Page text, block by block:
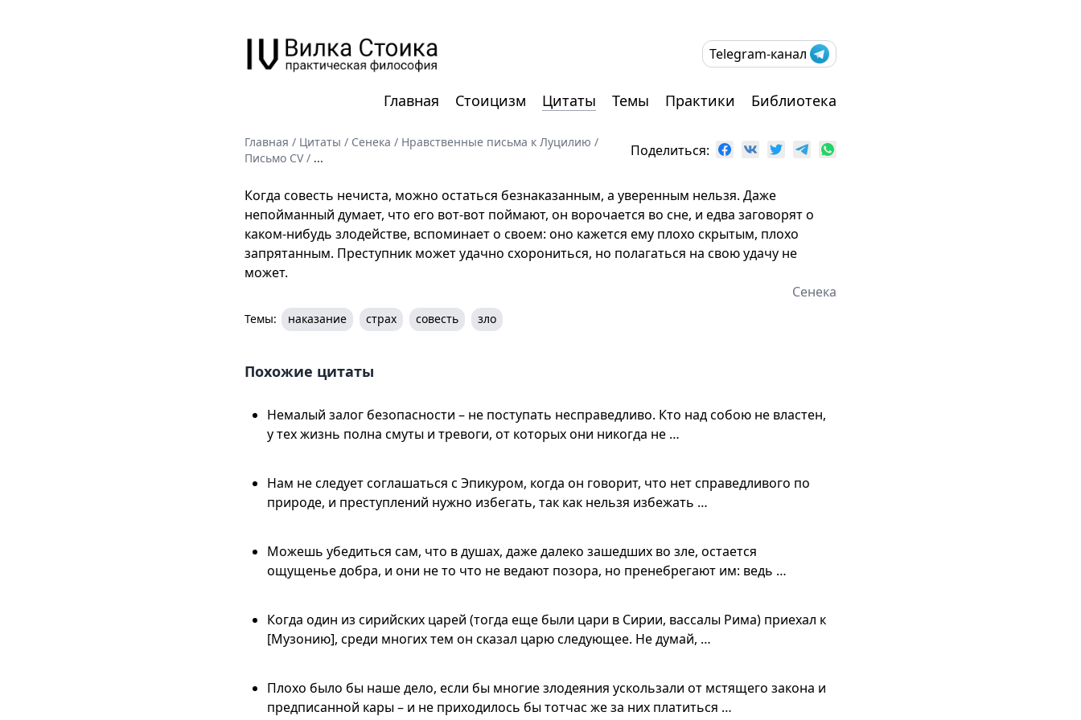
Telegram-канал
Главная Стоицизм Цитаты Темы Практики Библиотека
Главная / Цитаты / Сенека / Нравственные письма к Луцилию /
Письмо CV/ ... Поделиться:
Когда совесть нечиста, можно остаться безнаказанным, а уверенным нельзя. Даже
непойманный думает, что его вот-вот поймают, он ворочается во сне, и едва заговорят о
каком-нибудь злодействе, вспоминает о своем: оно кажется ему плохо скрытым, плохо
запрятанным. Преступник может удачно схорониться, но полагаться на свою удачу не
может.
Сенека
Темы: наказание страх совесть зло
Похожие цитаты
Немалый залог безопасности – не поступать несправедливо. Кто над собою не властен,
у тех жизнь полна смуты и тревоги, от которых они никогда не …
Нам не следует соглашаться с Эпикуром, когда он говорит, что нет справедливого по
природе, и преступлений нужно избегать, так как нельзя избежать …
Можешь убедиться сам, что в душах, даже далеко зашедших во зле, остается
ощущенье добра, и они не то что не ведают позора, но пренебрегают им: ведь …
Когда один из сирийских царей (тогда еще были цари в Сирии, вассалы Рима) приехал к
[Музонию], среди многих тем он сказал царю следующее. Не думай, …
Плохо было бы наше дело, если бы многие злодеяния ускользали от мстящего закона и
предписанной кары – и не приходилось бы тотчас же за них платиться …